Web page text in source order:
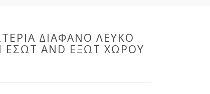
ΔΙΑΦΑΝΟ ΛΕΥΚΟ
AND ΕΞΩΤ ΧΩΡΟΥ